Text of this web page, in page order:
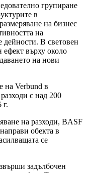
групиране
в
на бизнес
на
дейности. В световен
ефект върху около
на нови
на Verbund в
с над 200
г.
на разходи, BASF
обекта в
се
задълбочен